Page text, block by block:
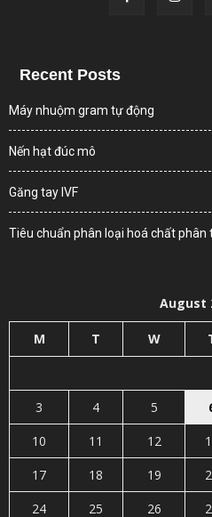
Recent Posts
Máy nhuộm gram tự động
Nến hạt đúc mô
Găng tay IVF
Tiêu chuẩn phân loại hoá chất phân
August
M T W
3
4 5
10
11 12
17
18 19
24
25 26